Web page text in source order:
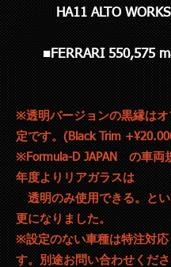
HA11 ALTO WORKS
■FERRARI 550,575
※透明バージョンの黒縁はオ
定です。(Black Trim
※Formula-D JAPAN の車両
年度よりリアガラスは
透明のみ使用できる。と
更になりました。
※設定のない車種は特注対応
す。 別途お問い合わせくださ